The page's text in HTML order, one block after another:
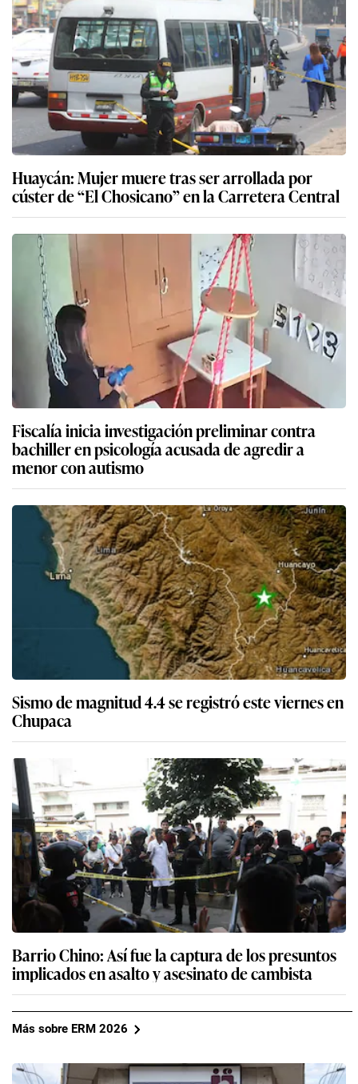
Huaycán: Mujer muere tras ser arrollada por
cúster de “El Chosicano” en la Carretera Central
Fiscalía inicia investigación preliminar contra
bachiller en psicología acusada de agredir a
menor con autismo
Sismo de magnitud 4.4 se registró este viernes en
Chupaca
Barrio Chino: Así fue la captura de los presuntos
implicados en asalto y asesinato de cambista
Más sobre ERM 2026